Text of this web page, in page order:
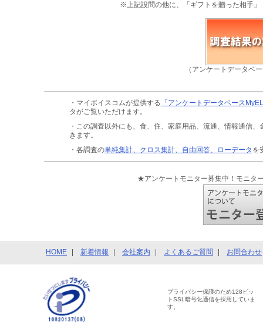
※上記設問の他に、「ギフトを贈った相手
（アンケートデータベ
・マイボイスコムが提供する 「アンケートデータベース
タがご覧いただけます。
・この調査以外にも、食、住、家庭用品、流通、情報通信、
きます。
・各調査の単純集計、クロス集計、自由回答、ローデータ を
★アンケートモニター募集中！モニタ
HOME 新着情報 会社案内 よくあるご質問 お問合わせ
プライバシー保護のため128ビッ
トSSL暗号化通信を採用していま
す。